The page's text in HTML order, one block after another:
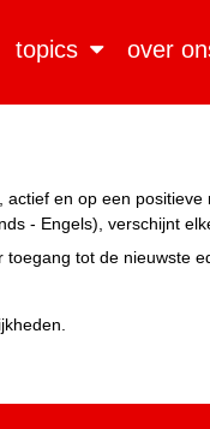
topics over
actief en op een
- Engels), verschijnt
tot de nieuwste